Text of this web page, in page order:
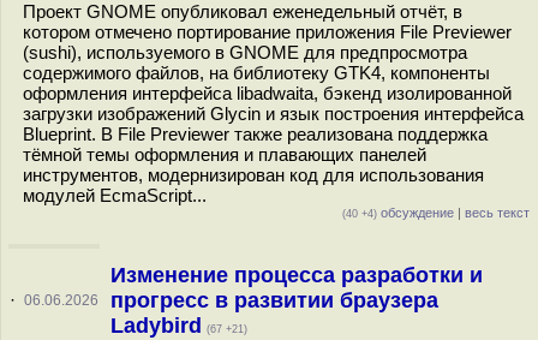
Проект GNOME опубликовал еженедельный отчёт, в
котором отмечено портирование приложения File Previewer
(sushi), используемого в GNOME для предпросмотра
содержимого файлов, на библиотеку GTK4, компоненты
оформления интерфейса libadwaita, бэкенд изолированной
загрузки изображений Glycin и язык построения интерфейса
Blueprint. В File Previewer также реализована поддержка
тёмной темы оформления и плавающих панелей
инструментов, модернизирован код для использования
модулей EcmaScript...
(40 +4) обсуждение | весь текст
· 06.06.2026
Изменение процесса разработки и
прогресс в развитии браузера
Ladybird
(67 +21)